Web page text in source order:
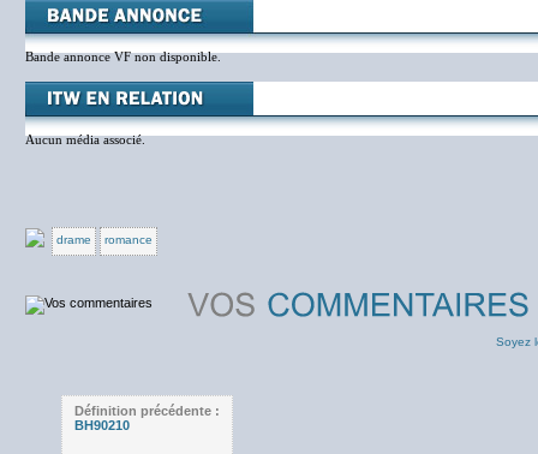
Bande annonce VF non disponible.
Aucun média associé.
drame romance
Soyez
Définition précédente :
BH90210